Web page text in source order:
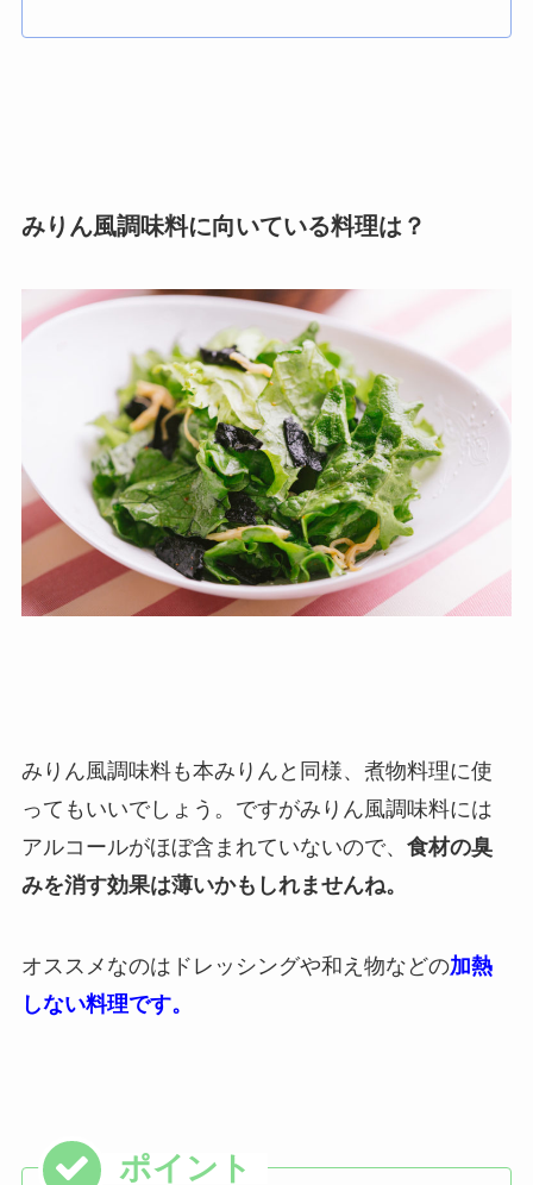
みりん風調味料に向いている料理は？
みりん風調味料も本みりんと同様、煮物料理に使
ってもいいでしょう。ですがみりん風調味料には
アルコールがほぼ含まれていないので、 食材の臭
みを消す効果は薄いかもしれませんね。
オススメなのはドレッシングや和え物などの加熱
しない料理です。